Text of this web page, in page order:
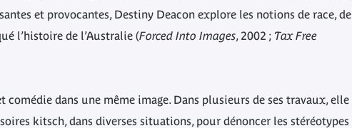
et provocantes, Destiny Deacon explore les notions de race, de
l’histoire de l’Australie (Forced Into Images, 2002 ; Tax Free
dans une même image. Dans plusieurs de ses travaux, elle
kitsch, dans diverses situations, pour dénoncer les stéréotypes